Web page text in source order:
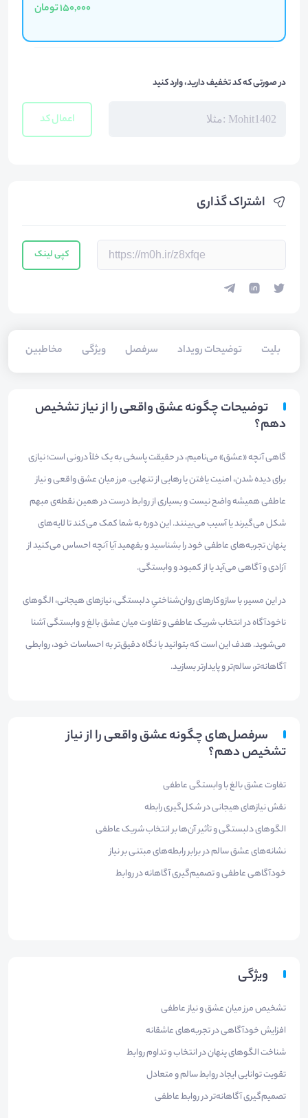
اشتراک گذاری
کپی لینک
بلیت‌ توضیحات رویداد سرفصل ویژگی مخاطبین
150,000 تومان
در صورتی که کد تخفیف دارید، وارد کنید
اعمال کد
توضیحات چگونه عشق واقعی را از نیاز تشخیص
دهم؟
گاهی آنچه «عشق» می‌نامیم، در حقیقت پاسخی به یک خلأ درونی است؛ نیازی
برای دیده شدن، امنیت یافتن یا رهایی از تنهایی. مرز میان عشق واقعی و نیاز
عاطفی همیشه واضح نیست و بسیاری از روابط درست در همین نقطه‌ی مبهم
شکل می‌گیرند یا آسیب می‌بینند. این دوره به شما کمک می‌کند تا لایه‌های
پنهان تجربه‌های عاطفی خود را بشناسید و بفهمید آیا آنچه احساس می‌کنید از
آزادی و آگاهی می‌آید یا از کمبود و وابستگی.
در این مسیر، با سازوکارهای روان‌شناختیِ دلبستگی، نیازهای هیجانی، الگوهای
ناخودآگاه در انتخاب شریک عاطفی و تفاوت میان عشق بالغ و وابستگی آشنا
می‌شوید. هدف این است که بتوانید با نگاه دقیق‌تر به احساسات خود، روابطی
آگاهانه‌تر، سالم‌تر و پایدارتر بسازید.
سرفصل‌های چگونه عشق واقعی را از نیاز
تشخیص دهم؟
تفاوت عشق بالغ با وابستگی عاطفی
نقش نیازهای هیجانی در شکل‌گیری رابطه
الگوهای دلبستگی و تأثیر آن‌ها بر انتخاب شریک عاطفی
نشانه‌های عشق سالم در برابر رابطه‌های مبتنی بر نیاز
خودآگاهی عاطفی و تصمیم‌گیری آگاهانه در روابط
ویژگی
تشخیص مرز میان عشق و نیاز عاطفی
افزایش خودآگاهی در تجربه‌های عاشقانه
شناخت الگوهای پنهان در انتخاب و تداوم روابط
تقویت توانایی ایجاد روابط سالم و متعادل
تصمیم‌گیری آگاهانه‌تر در روابط عاطفی